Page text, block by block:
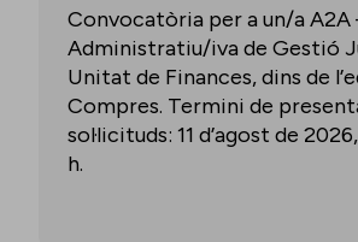
Convocatòria per a un/a A2A
Administratiu/iva de Gestió
Unitat de Finances, dins de
Compres. Termini de
sol·licituds: 11 d’agost de
h.